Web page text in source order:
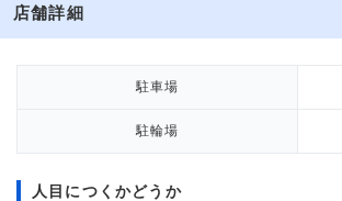
店舗詳細
駐車場
駐輪場
人目につくかどうか